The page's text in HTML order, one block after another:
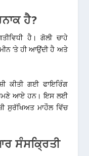
ਹੈ?
ਹੈ। ਗੋਲੀ ਚਾਹੇ
‘ਤੇ ਹੀ ਆਉਂਦੀ ਹੈ ਅਤੇ
ਕੀਤੀ ਗਈ ਫਾਇਰਿੰਗ
ਆਏ ਹਨ। ਇਸ ਲਈ
ਸੁਰੱਖਿਅਤ ਮਾਹੌਲ ਵਿੱਚ
ਸੰਸਕ੍ਰਿਤੀ